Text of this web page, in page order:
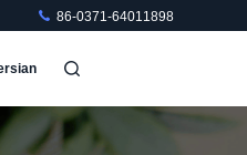
86-0371-64011898